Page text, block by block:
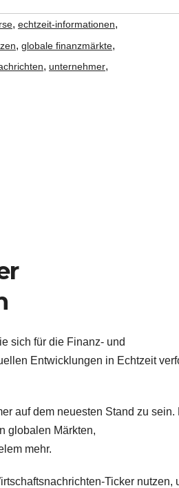
, echtzeit-informationen,
, globale finanzmärkte,
, unternehmer,
sich für die Finanz- und
Entwicklungen in Echtzeit
auf dem neuesten Stand zu sein.
globalen Märkten,
mehr.
Ticker nutzen,